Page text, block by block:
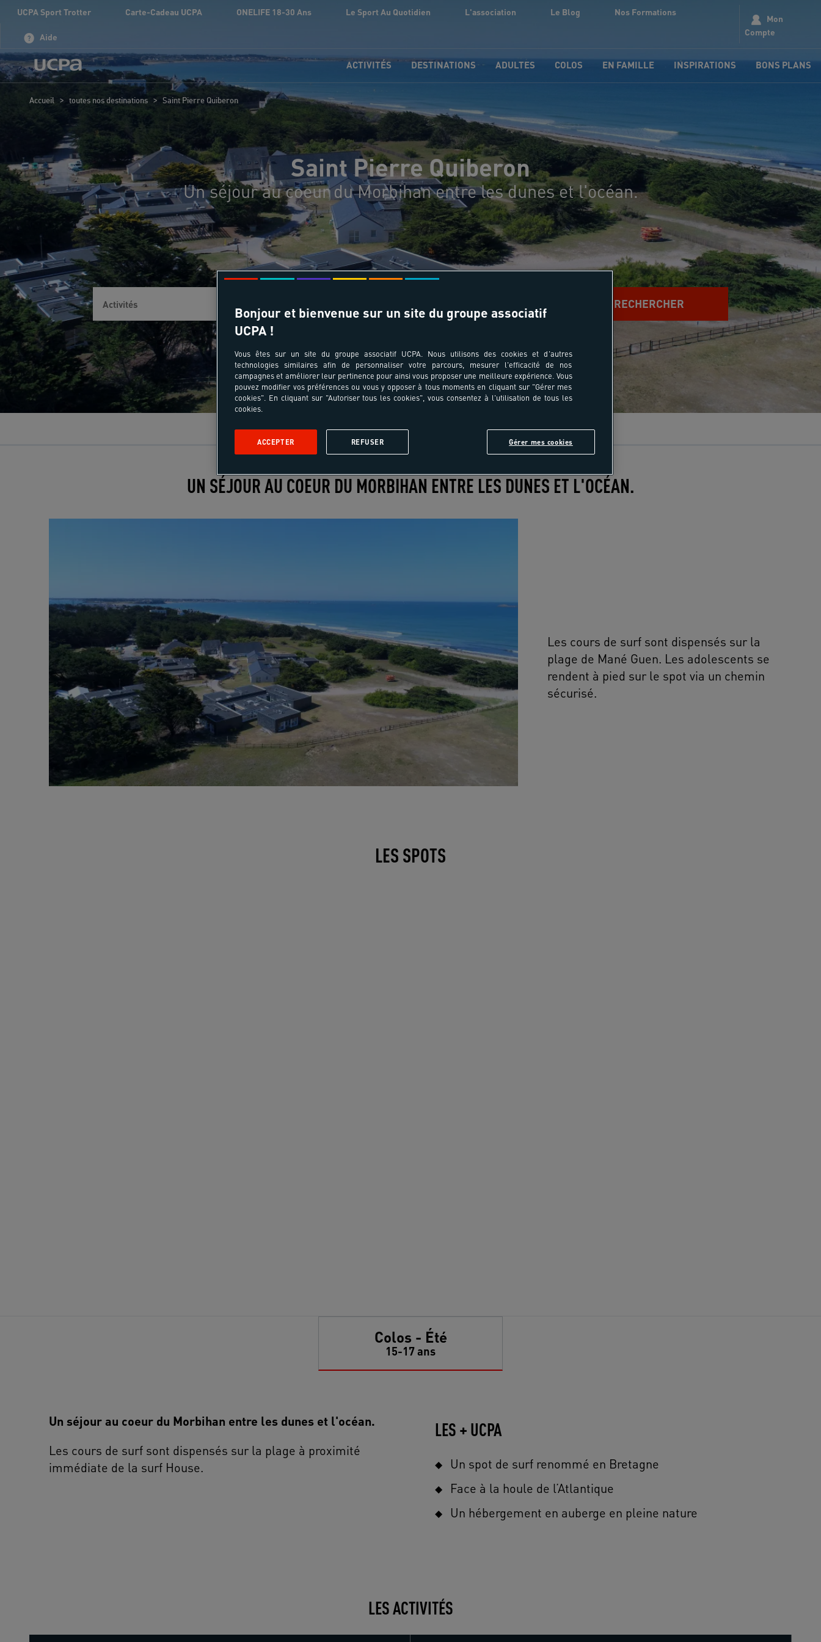
UCPA Sport Trotter Carte-Cadeau UCPA ONELIFE 18-30 Ans Le Sport Au Quotidien L'association Le Blog Nos Formations
Aide
Mon
Compte
ACTIVITÉS DESTINATIONS ADULTES COLOS EN FAMILLE INSPIRATIONS BONS PLANS
Accueil > toutes nos destinations > Saint Pierre Quiberon
Saint Pierre Quiberon
Un séjour au coeur du Morbihan entre les dunes et l'océan.
RECHERCHER
Village sportif Spot Avis
UN SÉJOUR AU COEUR DU MORBIHAN ENTRE LES DUNES ET L'OCÉAN.
Les cours de surf sont dispensés sur la
plage de Mané Guen. Les adolescents se
rendent à pied sur le spot via un chemin
sécurisé.
LES SPOTS
Colos - Été
15-17 ans
Un séjour au coeur du Morbihan entre les dunes et l'océan.
Les cours de surf sont dispensés sur la plage à proximité
immédiate de la surf House.
LES + UCPA
Un spot de surf renommé en Bretagne
Face à la houle de l’Atlantique
Un hébergement en auberge en pleine nature
LES ACTIVITÉS
Bonjour et bienvenue sur un site du groupe associatif
UCPA !
Vous êtes sur un site du groupe associatif UCPA. Nous utilisons des cookies et d'autres
technologies similaires afin de personnaliser votre parcours, mesurer l'efficacité de nos
campagnes et améliorer leur pertinence pour ainsi vous proposer une meilleure expérience. Vous
pouvez modifier vos préférences ou vous y opposer à tous moments en cliquant sur "Gérer mes
cookies". En cliquant sur "Autoriser tous les cookies", vous consentez à l'utilisation de tous les
cookies.
Gérer mes cookies
REFUSER
ACCEPTER